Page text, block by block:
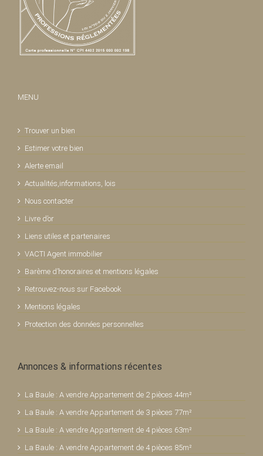
MENU
Trouver un bien
Estimer votre bien
Alerte email
Actualités,informations, lois
Nous contacter
Livre d’or
Liens utiles et partenaires
VACTI Agent immobilier
Barème d’honoraires et mentions légales
Retrouvez-nous sur Facebook
Mentions légales
Protection des données personnelles
Annonces & informations récentes
La Baule : A vendre Appartement de 2 pièces 44m²
La Baule : A vendre Appartement de 3 pièces 77m²
La Baule : A vendre Appartement de 4 pièces 63m²
La Baule : A vendre Appartement de 4 pièces 85m²